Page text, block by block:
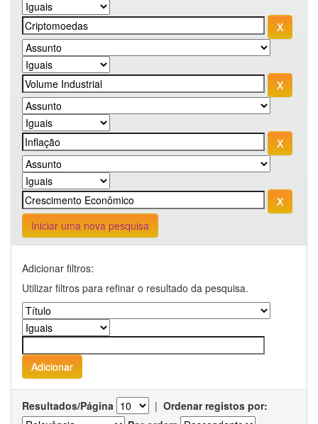
Iniciar uma nova pesquisa
Adicionar filtros:
Utilizar filtros para refinar o resultado da pesquisa.
Resultados/Página | Ordenar registos por: